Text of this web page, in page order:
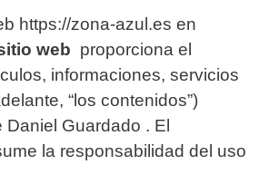
https://zona-azul.es en
web proporciona el
informaciones, servicios
“los contenidos”)
Daniel Guardado . El
la responsabilidad del uso